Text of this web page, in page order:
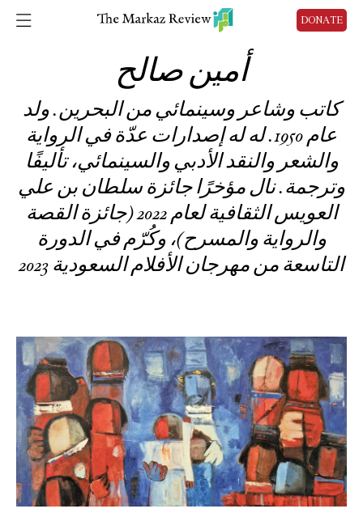
DONATE
أمين صالح
كاتب وشاعر وسينمائي من البحرين. ولد
عام 1950. له له إصدارات عدّة في الرواية
والشعر والنقد الأدبي والسينمائي، تأليفًا
وترجمة. نال مؤخرًا جائزة سلطان بن علي
العويس الثقافية لعام 2022 (جائزة القصة
والرواية والمسرح)، وكُرّم في الدورة
التاسعة من مهرجان الأفلام السعودية 2023